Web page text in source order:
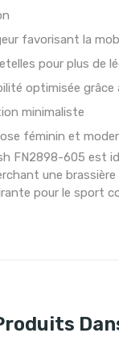
favorisant la
pour plus de
optimisée grâce
minimaliste
féminin et
FN2898-605 est
une
pour le sport